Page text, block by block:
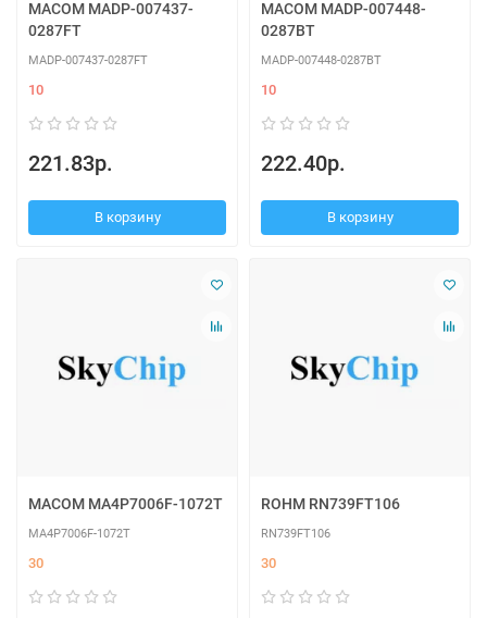
MACOM MADP-007437-
0287FT
MADP-007437-0287FT
10
221.83р.
В корзину
MACOM MADP-007448-
0287BT
MADP-007448-0287BT
10
222.40р.
В корзину
MACOM MA4P7006F-1072T
MA4P7006F-1072T
30
ROHM RN739FT106
RN739FT106
30